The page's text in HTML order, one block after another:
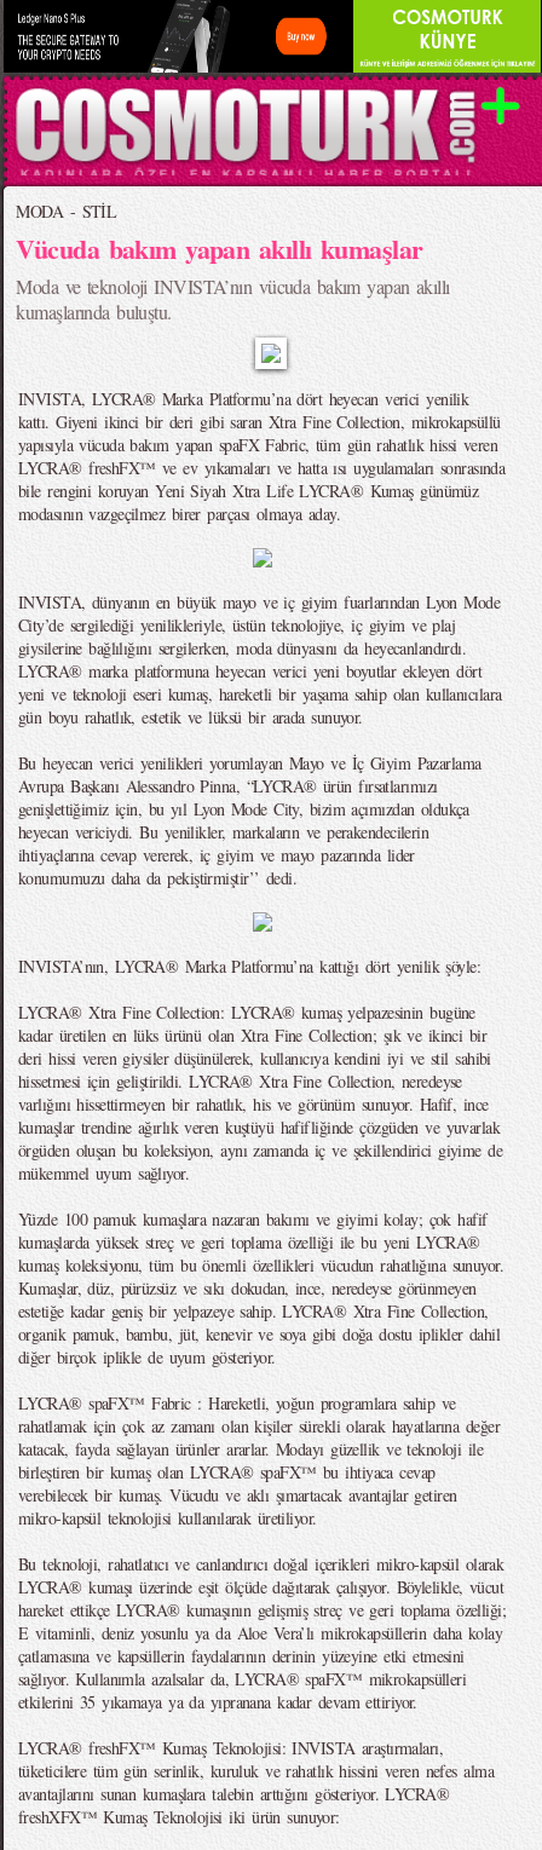
MODA - STİL
Vücuda bakım yapan akıllı kumaşlar
Moda ve teknoloji INVISTA’nın vücuda bakım yapan akıllı
kumaşlarında buluştu.
INVISTA, LYCRA® Marka Platformu’na dört heyecan verici yenilik
kattı. Giyeni ikinci bir deri gibi saran Xtra Fine Collection, mikrokapsüllü
yapısıyla vücuda bakım yapan spaFX Fabric, tüm gün rahatlık hissi veren
LYCRA® freshFX™ ve ev yıkamaları ve hatta ısı uygulamaları sonrasında
bile rengini koruyan Yeni Siyah Xtra Life LYCRA® Kumaş günümüz
modasının vazgeçilmez birer parçası olmaya aday.
INVISTA, dünyanın en büyük mayo ve iç giyim fuarlarından Lyon Mode
City’de sergilediği yenilikleriyle, üstün teknolojiye, iç giyim ve plaj
giysilerine bağlılığını sergilerken, moda dünyasını da heyecanlandırdı.
LYCRA® marka platformuna heyecan verici yeni boyutlar ekleyen dört
yeni ve teknoloji eseri kumaş, hareketli bir yaşama sahip olan kullanıcılara
gün boyu rahatlık, estetik ve lüksü bir arada sunuyor.
Bu heyecan verici yenilikleri yorumlayan Mayo ve İç Giyim Pazarlama
Avrupa Başkanı Alessandro Pinna, “LYCRA® ürün fırsatlarımızı
genişlettiğimiz için, bu yıl Lyon Mode City, bizim açımızdan oldukça
heyecan vericiydi. Bu yenilikler, markaların ve perakendecilerin
ihtiyaçlarına cevap vererek, iç giyim ve mayo pazarında lider
konumumuzu daha da pekiştirmiştir’’ dedi.
INVISTA’nın, LYCRA® Marka Platformu’na kattığı dört yenilik şöyle:
LYCRA® Xtra Fine Collection: LYCRA® kumaş yelpazesinin bugüne
kadar üretilen en lüks ürünü olan Xtra Fine Collection; şık ve ikinci bir
deri hissi veren giysiler düşünülerek, kullanıcıya kendini iyi ve stil sahibi
hissetmesi için geliştirildi. LYCRA® Xtra Fine Collection, neredeyse
varlığını hissettirmeyen bir rahatlık, his ve görünüm sunuyor. Hafif, ince
kumaşlar trendine ağırlık veren kuştüyü hafifliğinde çözgüden ve yuvarlak
örgüden oluşan bu koleksiyon, aynı zamanda iç ve şekillendirici giyime de
mükemmel uyum sağlıyor.
Yüzde 100 pamuk kumaşlara nazaran bakımı ve giyimi kolay; çok hafif
kumaşlarda yüksek streç ve geri toplama özelliği ile bu yeni LYCRA®
kumaş koleksiyonu, tüm bu önemli özellikleri vücudun rahatlığına sunuyor.
Kumaşlar, düz, pürüzsüz ve sıkı dokudan, ince, neredeyse görünmeyen
estetiğe kadar geniş bir yelpazeye sahip. LYCRA® Xtra Fine Collection,
organik pamuk, bambu, jüt, kenevir ve soya gibi doğa dostu iplikler dahil
diğer birçok iplikle de uyum gösteriyor.
LYCRA® spaFX™ Fabric : Hareketli, yoğun programlara sahip ve
rahatlamak için çok az zamanı olan kişiler sürekli olarak hayatlarına değer
katacak, fayda sağlayan ürünler ararlar. Modayı güzellik ve teknoloji ile
birleştiren bir kumaş olan LYCRA® spaFX™ bu ihtiyaca cevap
verebilecek bir kumaş. Vücudu ve aklı şımartacak avantajlar getiren
mikro-kapsül teknolojisi kullanılarak üretiliyor.
Bu teknoloji, rahatlatıcı ve canlandırıcı doğal içerikleri mikro-kapsül olarak
LYCRA® kumaşı üzerinde eşit ölçüde dağıtarak çalışıyor. Böylelikle, vücut
hareket ettikçe LYCRA® kumaşının gelişmiş streç ve geri toplama özelliği;
E vitaminli, deniz yosunlu ya da Aloe Vera’lı mikrokapsüllerin daha kolay
çatlamasına ve kapsüllerin faydalarının derinin yüzeyine etki etmesini
sağlıyor. Kullanımla azalsalar da, LYCRA® spaFX™ mikrokapsülleri
etkilerini 35 yıkamaya ya da yıpranana kadar devam ettiriyor.
LYCRA® freshFX™ Kumaş Teknolojisi: INVISTA araştırmaları,
tüketicilere tüm gün serinlik, kuruluk ve rahatlık hissini veren nefes alma
avantajlarını sunan kumaşlara talebin arttığını gösteriyor. LYCRA®
freshXFX™ Kumaş Teknolojisi iki ürün sunuyor: